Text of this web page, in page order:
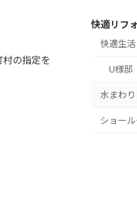
の指定を
快適リフ
快適生
U様
水まわ
ショー